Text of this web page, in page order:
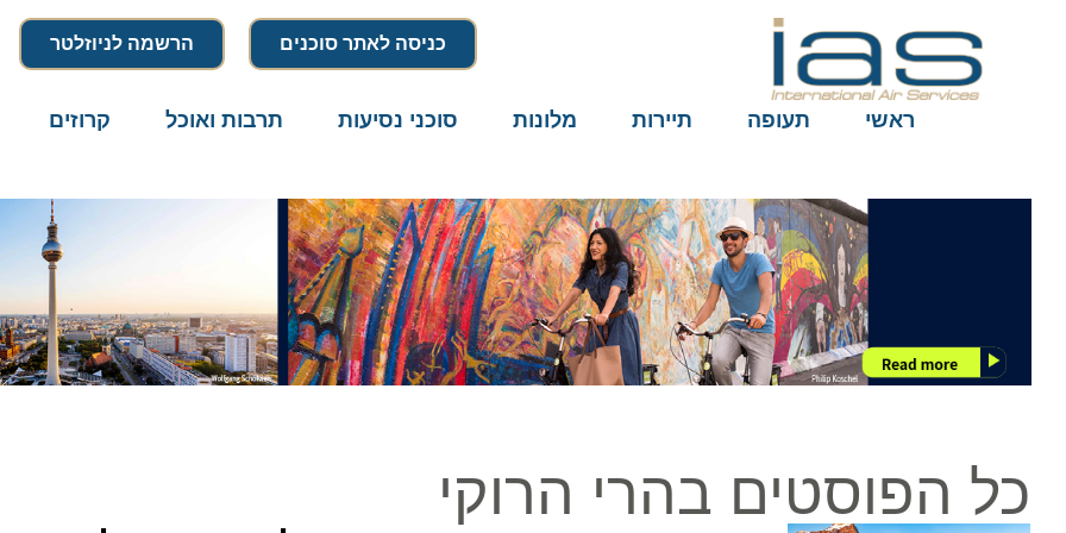
כניסה לאתר סוכנים הרשמה לניוזלטר
ראשי תעופה תיירות מלונות סוכני נסיעות תרבות ואוכל קרוזים
כל הפוסטים בהרי הרוקי